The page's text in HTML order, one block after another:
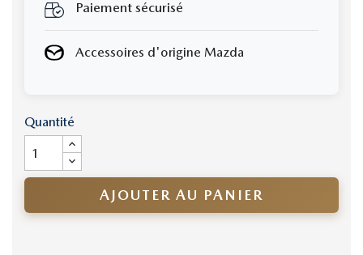
Paiement sécurisé
Accessoires d'origine Mazda
Quantité
AJOUTER AU PANIER